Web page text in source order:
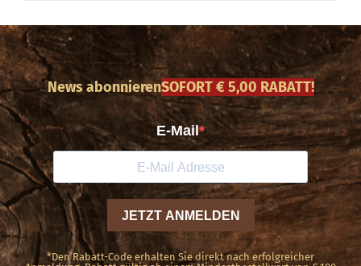
News abonnierenSOFORT € 5,00 RABATT!
*Den Rabatt-Code erhalten Sie direkt nach erfolgreicher